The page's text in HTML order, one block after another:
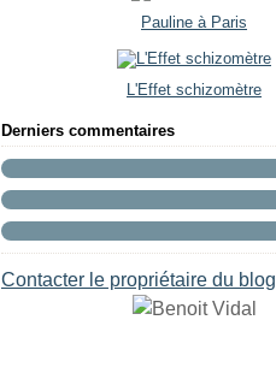
Pauline à Paris
L'Effet schizomètre
Derniers commentaires
Contacter le propriétaire du blog